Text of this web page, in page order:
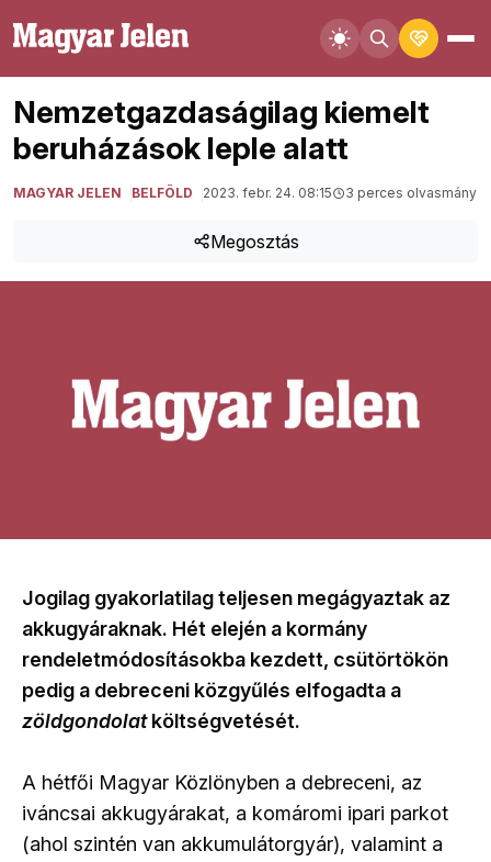
Nemzetgazdaságilag kiemelt
beruházások leple alatt
MAGYAR JELEN BELFÖLD 2023. febr. 24. 08:15 3 perces olvasmány
Megosztás
Jogilag gyakorlatilag teljesen megágyaztak az
akkugyáraknak. Hét elején a kormány
rendeletmódosításokba kezdett, csütörtökön
pedig a debreceni közgyűlés elfogadta a
zöldgondolatköltségvetését.
A hétfői Magyar Közlönyben a debreceni, az
iváncsai akkugyárakat, a komáromi ipari parkot
(ahol szintén van akkumulátorgyár), valamint a